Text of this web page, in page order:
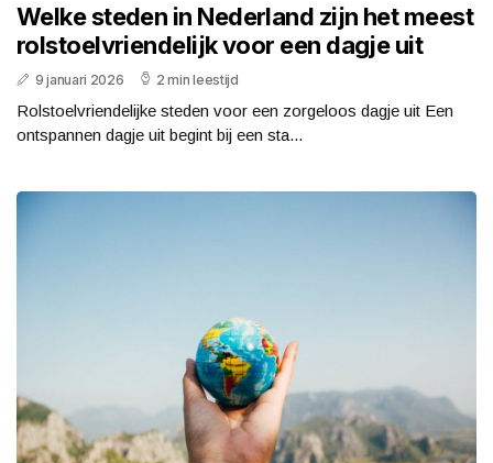
Welke steden in Nederland zijn het meest
rolstoelvriendelijk voor een dagje uit
9 januari 2026 2 min leestijd
Rolstoelvriendelijke steden voor een zorgeloos dagje uit Een
ontspannen dagje uit begint bij een sta...